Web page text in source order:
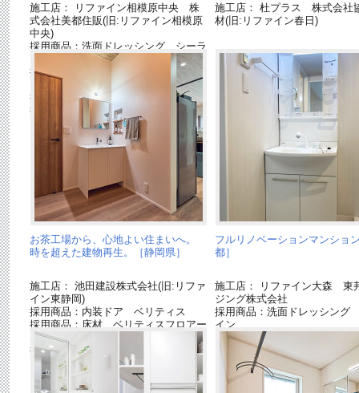
施工店： リファイン相模原中央 株
式会社美都住販(旧:リファイン相模原
中央)
採用商品：洗面ドレッシング シーラ
採用商品：洗面ドレッシング アクア
ファニチャー
採用商品：内装ドア ベリティス
採用商品：照明器具
施工店： 杜プラス 株式会社
材(旧:リファイン春日)
お茶工場から、心地よい住まいへ。
時を超えた建物再生。［静岡県］
施工店： 池田建設株式会社(旧:リファ
イン東静岡)
採用商品：内装ドア ベリティス
採用商品：床材 ベリティスフロアー
S
採用商品：幅木 ベリティス
フルリノベーションマンショ
都］
施工店： リファイン大森 東
ジング株式会社
採用商品：洗面ドレッシング
イン